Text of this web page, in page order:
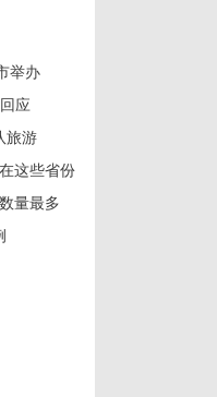
举办
应
旅游
这些省份
量最多